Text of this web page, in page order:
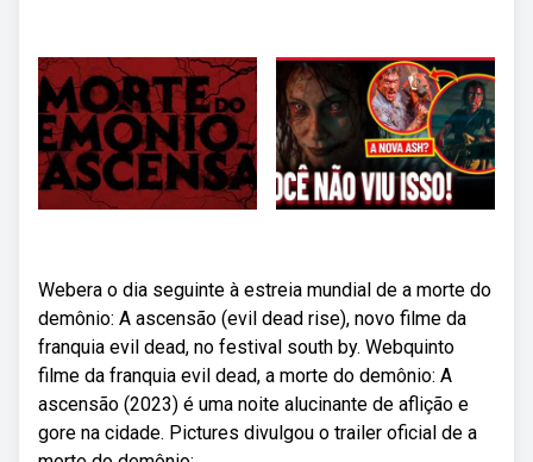
Webera o dia seguinte à estreia mundial de a morte do
demônio: A ascensão (evil dead rise), novo filme da
franquia evil dead, no festival south by. Webquinto
filme da franquia evil dead, a morte do demônio: A
ascensão (2023) é uma noite alucinante de aflição e
gore na cidade. Pictures divulgou o trailer oficial de a